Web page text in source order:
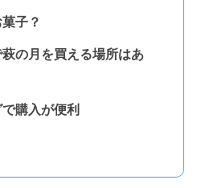
子？
の月を買える場所はあ
購入が便利